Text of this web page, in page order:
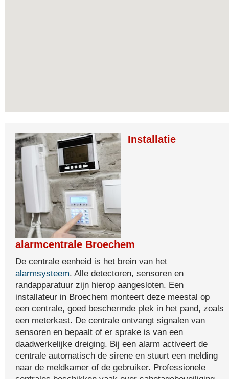
Installatie
alarmcentrale Broechem
De centrale eenheid is het brein van het
alarmsysteem. Alle detectoren, sensoren en
randapparatuur zijn hierop aangesloten. Een
installateur in Broechem monteert deze meestal op
een centrale, goed beschermde plek in het pand, zoals
een meterkast. De centrale ontvangt signalen van
sensoren en bepaalt of er sprake is van een
daadwerkelijke dreiging. Bij een alarm activeert de
centrale automatisch de sirene en stuurt een melding
naar de meldkamer of de gebruiker. Professionele